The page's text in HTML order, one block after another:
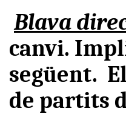
Blava
canvi.
següent.
de partits